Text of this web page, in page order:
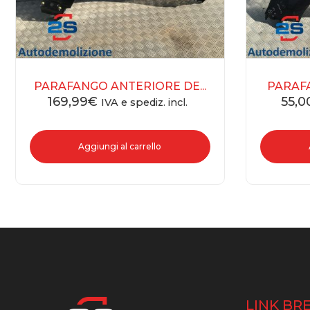
PARAFANGO ANTERIORE DE...
169,99€ IVA e spediz. incl.
Aggiungi al carrello
LINK